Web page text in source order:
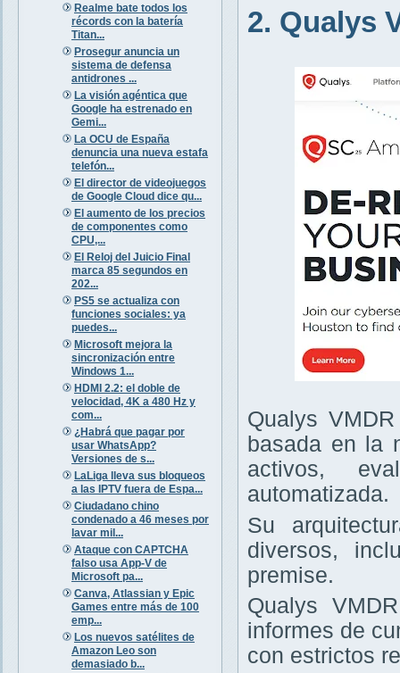
Realme bate todos los
récords con la batería
Titan...
Prosegur anuncia un
sistema de defensa
antidrones ...
La visión agéntica que
Google ha estrenado en
Gemi...
La OCU de España
denuncia una nueva estafa
telefón...
El director de videojuegos
de Google Cloud dice qu...
El aumento de los precios
de componentes como
CPU,...
El Reloj del Juicio Final
marca 85 segundos en
202...
PS5 se actualiza con
funciones sociales: ya
puedes...
Microsoft mejora la
sincronización entre
Windows 1...
HDMI 2.2: el doble de
velocidad, 4K a 480 Hz y
com...
¿Habrá que pagar por
usar WhatsApp?
Versiones de s...
LaLiga lleva sus bloqueos
a las IPTV fuera de Espa...
Ciudadano chino
condenado a 46 meses por
lavar mil...
Ataque con CAPTCHA
falso usa App-V de
Microsoft pa...
Canva, Atlassian y Epic
Games entre más de 100
emp...
Los nuevos satélites de
Amazon Leo son
demasiado b...
2. Qualys
Qualys
basada en la
activos,
automatizada.
Su
diversos,
premise.
Qualys
informes de
con estrictos